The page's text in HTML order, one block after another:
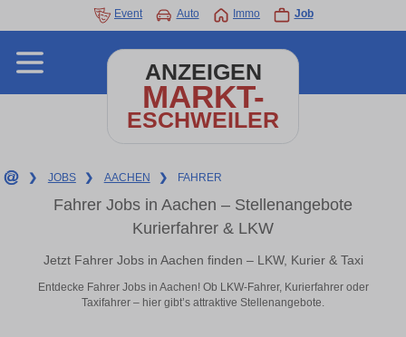
Event Auto Immo Job
ANZEIGEN
MARKT-
ESCHWEILER
❯ JOBS ❯ AACHEN ❯ FAHRER
Fahrer Jobs in Aachen – Stellenangebote
Kurierfahrer & LKW
Jetzt Fahrer Jobs in Aachen finden – LKW, Kurier & Taxi
Entdecke Fahrer Jobs in Aachen! Ob LKW-Fahrer, Kurierfahrer oder
Taxifahrer – hier gibt’s attraktive Stellenangebote.